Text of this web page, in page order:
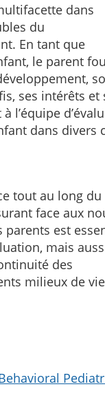
dans
du
En tant que
le parent
ses intérêts et
l’équipe
dans divers
tout au long du
face aux
parents est
mais
des
milieux de